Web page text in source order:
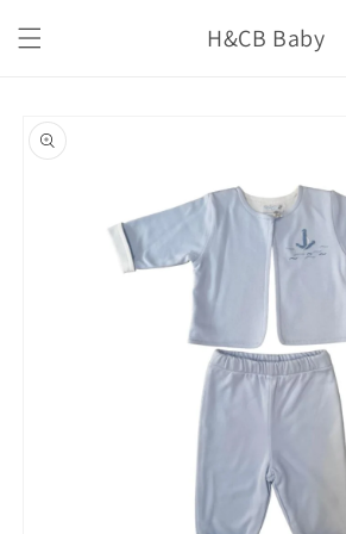
atla
H&CB Baby
bilgisine
atla